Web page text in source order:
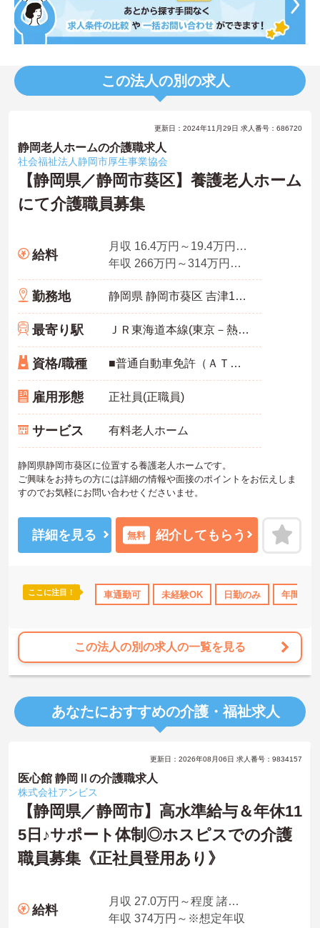
この法人の別の求人
更新日：2024年11月29日 求人番号：686720
静岡老人ホームの介護職求人
社会福祉法人静岡市厚生事業協会
【静岡県／静岡市葵区】養護老人ホーム
にて介護職員募集
給料
月収 16.4万円～19.4万円程度（諸手当込）
年収 266万円～314万円程度（諸手当賞与込）
勤務地 静岡県 静岡市葵区 吉津1905番地
最寄り駅 ＪＲ東海道本線(東京－熱海)「安倍川駅」バス・車21分
資格/職種 ■普通自動車免許（ＡＴ限定可） 介護資格不問
雇用形態 正社員(正職員)
サービス 有料老人ホーム
静岡県静岡市葵区に位置する養護老人ホームです。
ご興味をお持ちの方には詳細の情報や面接のポイントをお伝えしま
すのでお気軽にお問い合わせくださいませ。
詳細を見る 無料 紹介してもらう
ここに注目！ 車通勤可 未経験OK 日勤のみ 年間休
この法人の別の求人の一覧を見る
あなたにおすすめの介護・福祉求人
更新日：2026年08月06日 求人番号：9834157
医心館 静岡Ⅱの介護職求人
株式会社アンビス
【静岡県／静岡市】高水準給与＆年休11
5日♪サポート体制◎ホスピスでの介護
職員募集《正社員登用あり》
給料
月収 27.0万円～程度 諸手当込・夜勤4回/月想定
年収 374万円～※想定年収